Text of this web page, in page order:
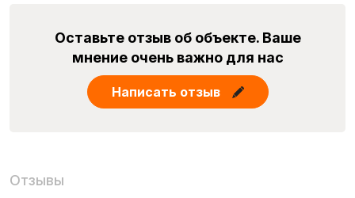
Оставьте отзыв об объекте. Ваше
мнение очень важно для нас
Написать отзыв
Отзывы